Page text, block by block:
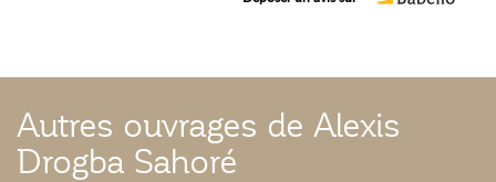
Autres ouvrages de Alexis
Drogba Sahoré